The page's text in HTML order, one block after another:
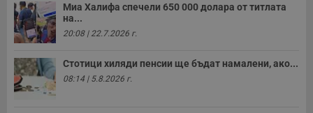
Миа Халифа спечели 650 000 долара от титлата
на...
20:08 | 22.7.2026 г.
Стотици хиляди пенсии ще бъдат намалени, ако...
08:14 | 5.8.2026 г.